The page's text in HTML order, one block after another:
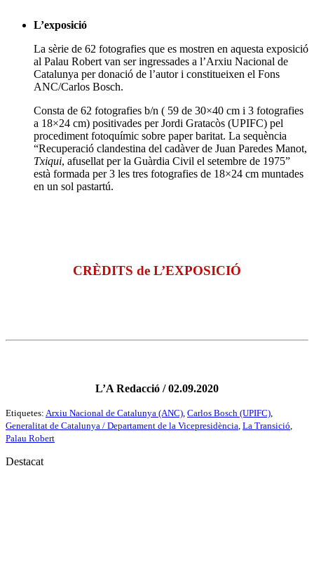
L’exposició
La sèrie de 62 fotografies que es mostren en aquesta exposició
al Palau Robert van ser ingressades a l’Arxiu Nacional de
Catalunya per donació de l’autor i constitueixen el Fons
ANC/Carlos Bosch.
Consta de 62 fotografies b/n ( 59 de 30×40 cm i 3 fotografies
a 18×24 cm) positivades per Jordi Gratacòs (UPIFC) pel
procediment fotoquímic sobre paper baritat. La sequència
“Recuperació clandestina del cadàver de Juan Paredes Manot,
Txiqui, afusellat per la Guàrdia Civil el setembre de 1975”
està formada per 3 les tres fotografies de 18×24 cm muntades
en un sol pastartú.
CRÈDITS de L’EXPOSICIÓ
L’A Redacció / 02.09.2020
Etiquetes: Arxiu Nacional de Catalunya (ANC), Carlos Bosch (UPIFC),
Generalitat de Catalunya / Departament de la Vicepresidència, La Transició,
Palau Robert
Destacat